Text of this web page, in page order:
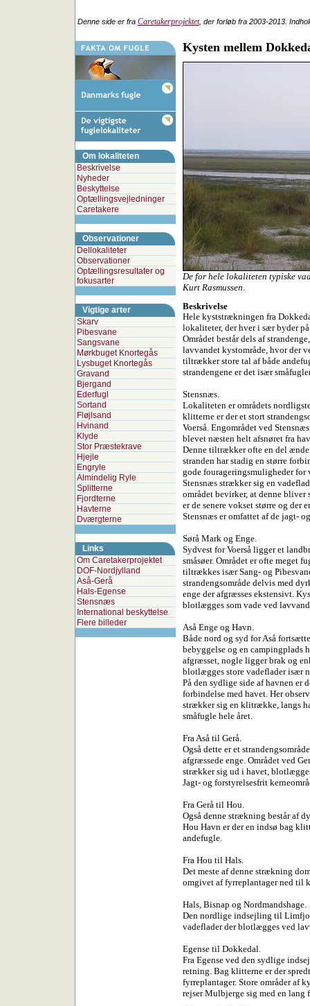
Denne side er fra Caretakerprojektet, der forløb fra 2003-2013.
Om lokaliteten
Beskrivelse
Nyheder
Beskyttelse
Optællingsvejledninger
Caretakere
Observationer
Dellokaliteter
Observationer
Optællingsresultater og
fokusarter
Vigtige arter
Skarv
Pibesvane
Sangsvane
Mørkbuget Knortegås
Lysbuget Knortegås
Gravand
Bjergand
Ederfugl
Sortand
Fløjlsand
Hvinand
Klyde
Stor Præstekrave
Hjejle
Engryle
Almindelig Ryle
Splitterne
Fjordterne
Havterne
Dværgterne
Links
Om Caretakerprojektet
DOF-Nordjylland
Aså-Gerå
Hals-Egense
Stensnæs
International beskyttelse
Flere billeder
Kysten mellem
De for hele lokaliteten typiske
Kurt Rasmussen.
Beskrivelse
Hele kyststrækningen fra
lokaliteter, der hver i sær byder
Området består dels af
lavvandet kystområde, hvor der
tiltrækker store tal af både
strandengene er det især
Stensnæs.
Lokaliteten er områdets
klitterne er der et stort
Voerså. Engområdet ved
blevet næsten helt afsnøret fra
Denne tiltrækker ofte en del
stranden har stadig en større
gode fourageringsmuligheder for
Stensnæs strækker sig en
området bevirker, at denne bliver
er de senere vokset større og der
Stensnæs er omfattet af de jagt-
Sørå Mark og Enge.
Sydvest for Voerså ligger et
småsøer. Området er ofte meget
tiltrækkes især Sang- og
strandengsområde delvis med
enge der afgræsses ekstensivt.
blotlægges som vade ved
Aså Enge og Havn.
Både nord og syd for Aså
bebyggelse og en campingplads
afgræsset, nogle ligger brak og
blotlægges store vadeflader især
På den sydlige side af havnen er
forbindelse med havet. Her
strækker sig en klitrække, langs
småfugle hele året.
Fra Aså til Gerå.
Også dette er et
afgræssede enge. Området ved
strækker sig ud i havet,
Jagt- og forstyrelsesfrit
Fra Gerå til Hou.
Også denne strækning består af
Hou Havn er der en indsø bag
andefugle.
Fra Hou til Hals.
Det meste af denne strækning
omgivet af fyrreplantager ned til
Hals, Bisnap og Nordmandshage.
Den nordlige indsejling til
vadeflader der blotlægges ved
Egense til Dokkedal.
Fra Egense ved den sydlige
retning. Bag klitterne er der
fyrreplantager. Store områder af
rejser Mulbjerge sig med en lang